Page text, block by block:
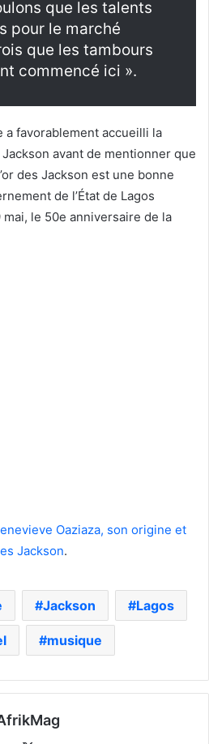
que les talents
pour le marché
que les tambours
commencé ici ».
a favorablement accueilli la
avant de mentionner que
des Jackson est une bonne
de l’État de Lagos
le 50e anniversaire de la
Oaziaza, son origine et
Jackson.
Jackson Lagos
musique